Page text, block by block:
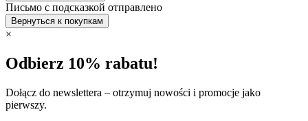
Письмо с подсказкой отправлено
Вернуться к покупкам
×
Odbierz 10% rabatu!
Dołącz do newslettera – otrzymuj nowości i promocje jako
pierwszy.